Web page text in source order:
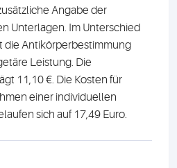
Angabe der
Unterlagen. Im Unterschied
die Antikörperbestimmung
Leistung. Die
11,10 €. Die Kosten für
einer individuellen
sich auf 17,49 Euro.